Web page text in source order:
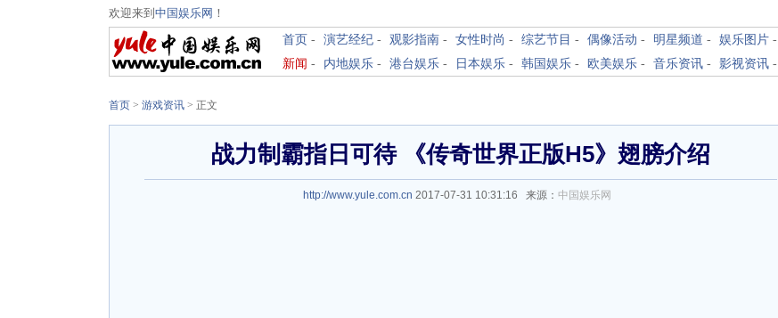
欢迎来到 中国娱乐网 ！
首页 - 演艺经纪 - 观影指南 - 女性时尚 - 综艺节目 - 偶像活动 - 明星频道 - 娱乐图片 -
新闻 - 内地娱乐 - 港台娱乐 - 日本娱乐 - 韩国娱乐 - 欧美娱乐 - 音乐资讯 - 影视资讯 -
首页 > 游戏资讯 > 正文
战力制霸指日可待 《传奇世界正版H5》翅膀介绍
http://www.yule.com.cn 2017-07-31 10:31:16 来源： 中国娱乐网